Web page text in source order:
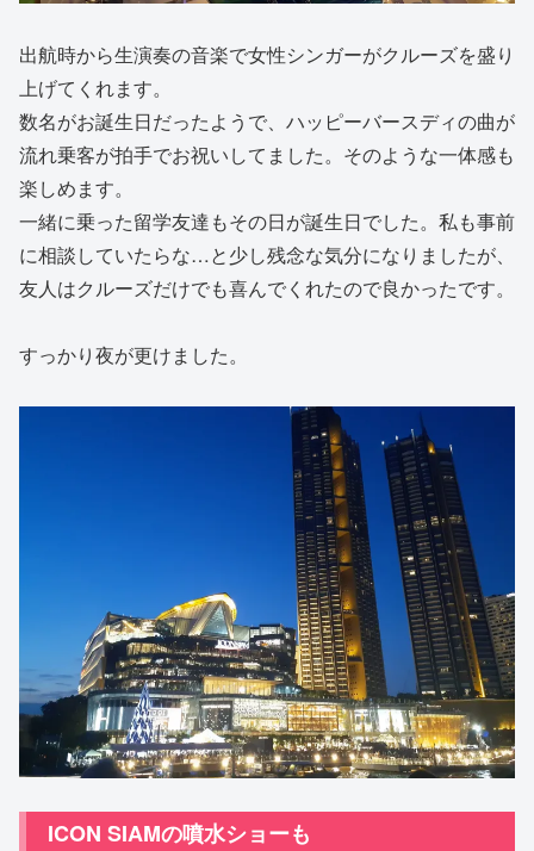
出航時から生演奏の音楽で女性シンガーがクルーズを盛り
上げてくれます。
数名がお誕生日だったようで、ハッピーバースディの曲が
流れ乗客が拍手でお祝いしてました。そのような一体感も
楽しめます。
一緒に乗った留学友達もその日が誕生日でした。私も事前
に相談していたらな…と少し残念な気分になりましたが、
友人はクルーズだけでも喜んでくれたので良かったです。
すっかり夜が更けました。
ICON SIAMの噴水ショーも